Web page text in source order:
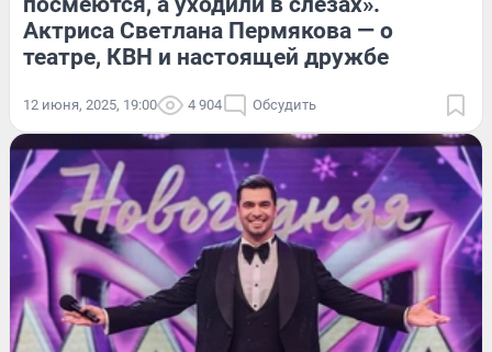
Актриса Светлана Пермякова — о
театре, КВН и настоящей дружбе
12 июня, 2025, 19:00 4 904 Обсудить